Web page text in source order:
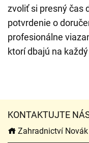
zvoliť si presný čas
potvrdenie o
profesionálne
ktorí dbajú na
KONTAKTUJTE
Zahradnictví